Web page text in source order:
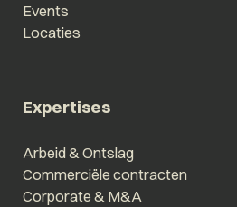
Events
Locaties
Expertises
Arbeid & Ontslag
Commerciële contracten
Corporate & M&A